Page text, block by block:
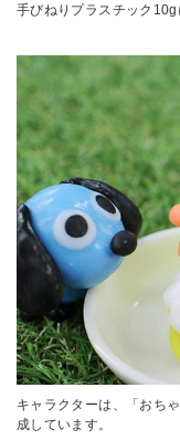
手びねりプラスチック
キャラクターは、「おち
成しています。